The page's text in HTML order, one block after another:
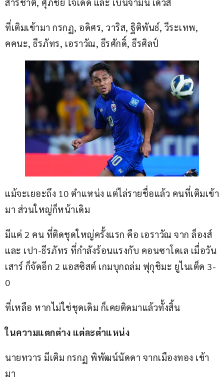
สารชาติ, ศุภชัย ใจเด็ด และ เบนจามิน เดวิส
ที่เติมเข้ามา กรกฏ, อดิศร, วาริส, ฐิติพันธ์, วีระเทพ,
คคนะ, ธีรภัทร, เอราวัณ, ธีรศักดิ์, ธีรศิลป์
แม้จะเยอะถึง 10 ตำแหน่ง แต่ไล่รายชื่อแล้ว คนที่เติมเข้า
มา ส่วนใหญ่ก็หน้าเดิม
มีแค่ 2 คน ที่ติดชุดใหญ่ครั้งแรก คือ เอราวัณ จาก ล็องส์
และ เปา-ธีรภัทร ที่กำลังร้อนแรงกับ คอนซาโดเล เมื่อวัน
เสาร์ ก็จัดอีก 2 แอสซิสต์ เกมบุกถล่ม ฟุกุชิมะ ยูไนเต็ด 3-
0
ที่เหลือ หากไม่ใช่ชุดเดิม ก็เคยติดมาแล้วทั้งสิ้น
ในความแตกต่าง แต่ละตำแหน่ง
นายทวาร มีเติม กรกฏ พิพัฒน์นัดดา จากเมืองทอง เข้า
มา